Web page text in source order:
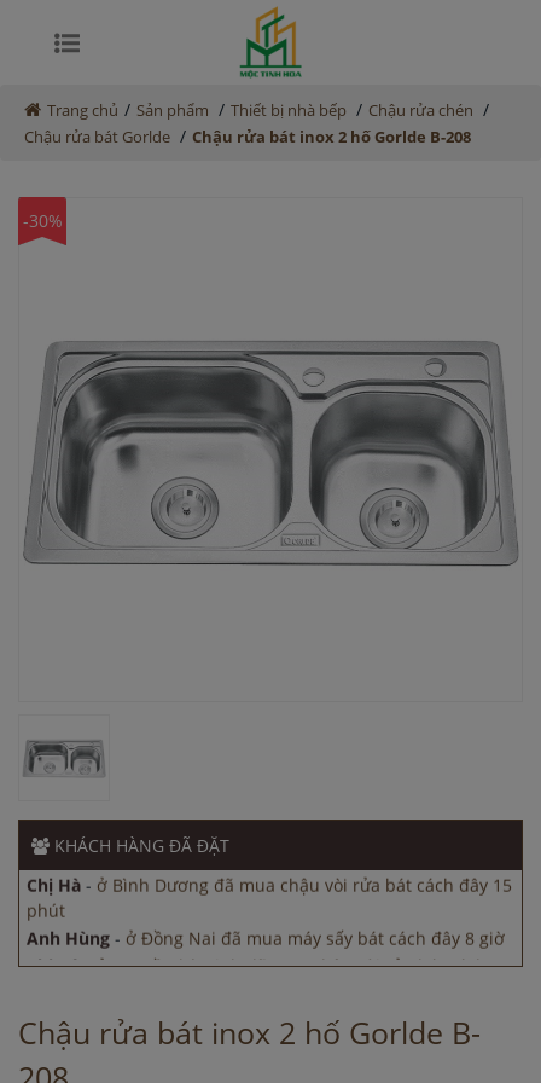
Trang chủ / Sản phẩm / Thiết bị nhà bếp / Chậu rửa chén /
Chậu rửa bát Gorlde / Chậu rửa bát inox 2 hố Gorlde B-208
-30%
KHÁCH HÀNG ĐÃ ĐẶT
Anh Tuấn
15 phút
giờ
Chị Hà
ở Bình Dương đã mua chậu vòi rửa bát cách đây 15
phút
Anh Hùng
Chị Hà-ở TP. Hồ Chí Minh đã mua chậu vòi rửa bát cách
đây 8 giờ
15 phút
Chị Tuyết -ở Bình Dương đã mua máy sấy bát cách đây 8
giờ
Chậu rửa bát inox 2 hố Gorlde B-